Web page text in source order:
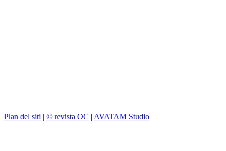
Plan del siti | © revista OC | AVATAM Studio